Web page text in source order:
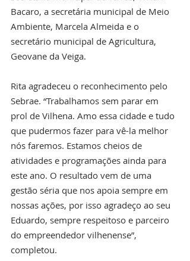
Bacaro, a secretária municipal de Meio
Ambiente, Marcela Almeida e o
secretário municipal de Agricultura,
Geovane da Veiga.
Rita agradeceu o reconhecimento pelo
Sebrae. “Trabalhamos sem parar em
prol de Vilhena. Amo essa cidade e tudo
que pudermos fazer para vê-la melhor
nós faremos. Estamos cheios de
atividades e programações ainda para
este ano. O resultado vem de uma
gestão séria que nos apoia sempre em
nossas ações, por isso agradeço ao seu
Eduardo, sempre respeitoso e parceiro
do empreendedor vilhenense”,
completou.